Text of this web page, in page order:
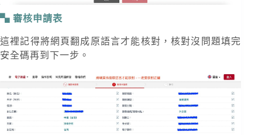
審核申請表
這裡記得將網頁翻成原語言才能核對，核對沒問題填完
安全碼再到下一步。